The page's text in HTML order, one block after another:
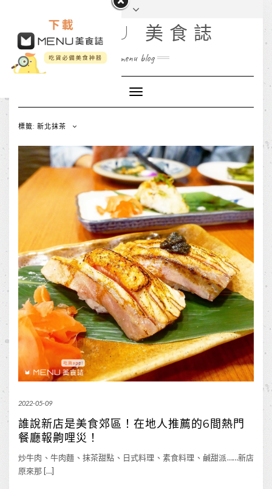
MENU 美食誌
menu blog
Toggle
Navigation
標籤: 新北抹茶
2022-05-09
誰說新店是美食郊區！在地人推薦的6間熱門
餐廳報齁哩災！
炒牛肉、牛肉麵、抹茶甜點、日式料理、素食料理、鹹甜派……新店
原來那 […]